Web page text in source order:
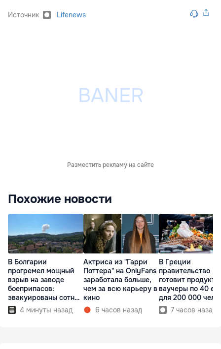
Источник Lifenews
Разместить рекламу на сайте
Похожие новости
В Болгарии
прогремел мощный
взрыв на заводе
боеприпасов:
эвакуированы сотни
людей4 минуты назад
Актриса из "Гарри
Поттера" на OnlyFans
заработала больше,
чем за всю карьеру в
кино
6 часов назад
В Греции
правительство
готовит
ваучеры по 40
для 200 000
7 часов назад